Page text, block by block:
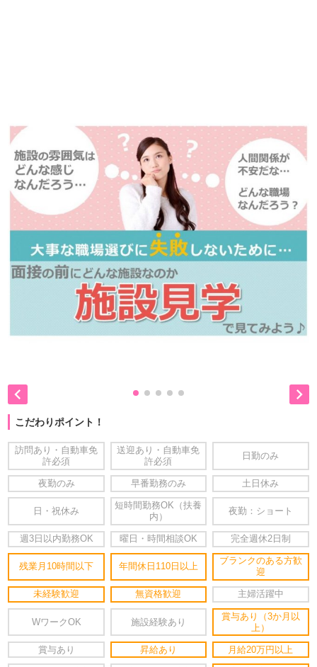
 
こだわりポイント！
訪問あり・自動車免
許必須
送迎あり・自動車免
許必須
日勤のみ
夜勤のみ 早番勤務のみ 土日休み
日・祝休み
短時間勤務OK（扶養
内）
夜勤：ショート
週3日以内勤務OK 曜日・時間相談OK 完全週休2日制
残業月10時間以下 年間休日110日以上
ブランクのある方歓
迎
未経験歓迎 無資格歓迎 主婦活躍中
WワークOK 施設経験あり
賞与あり（3か月以
上）
賞与あり 昇給あり 月給20万円以上